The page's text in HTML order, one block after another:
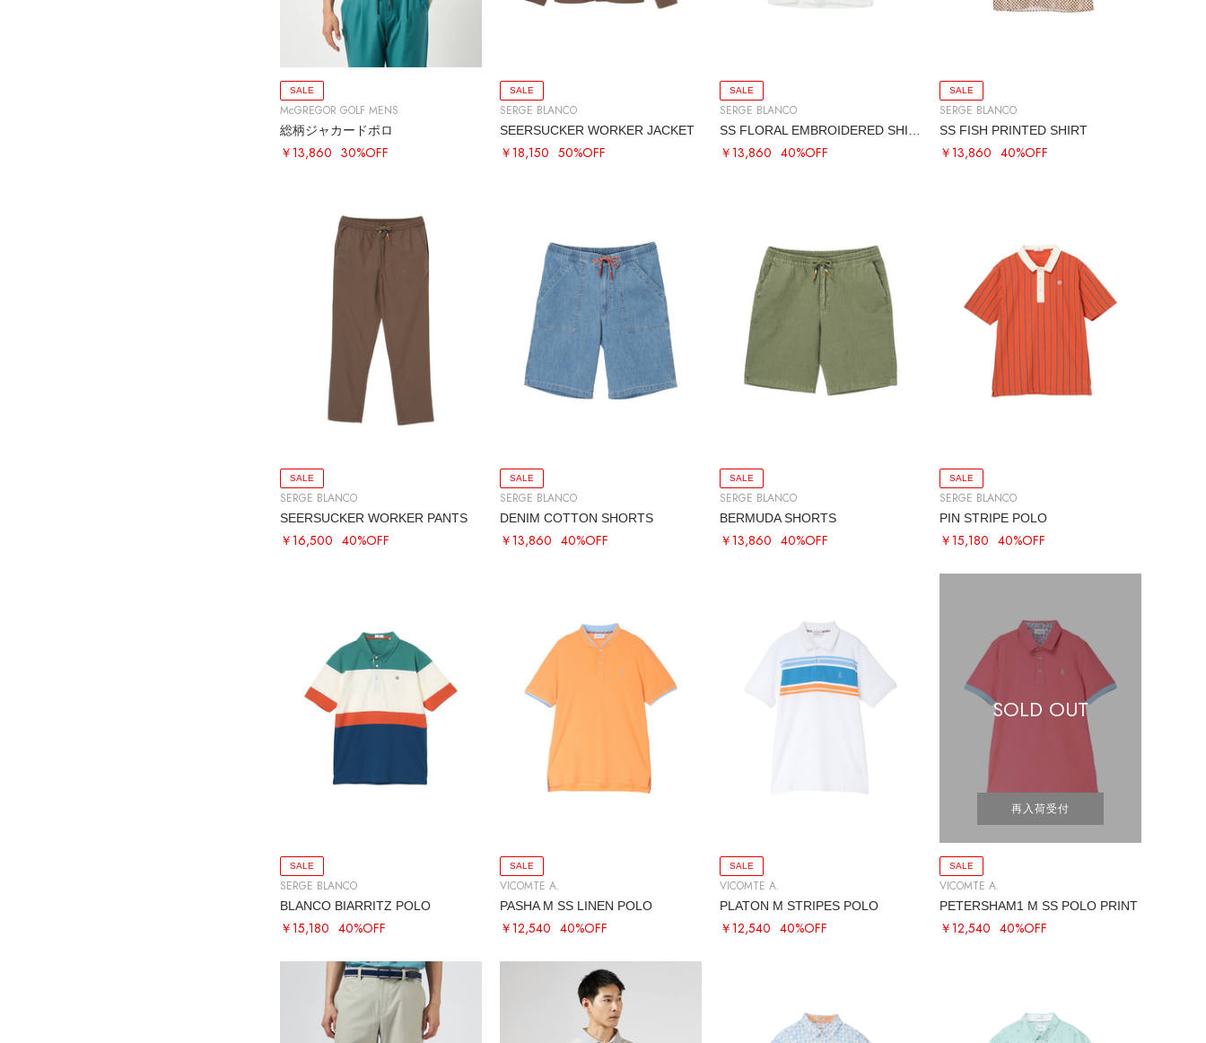
SALE
McGREGOR GOLF MENS
総柄ジャカードポロ
￥13,860 30%OFF
SALE
SERGE BLANCO
SEERSUCKER WORKER JACKET
￥18,150 50%OFF
SALE
SERGE BLANCO
￥13,860 40%OFF
SALE
SERGE BLANCO
SS FISH PRINTED SHIRT
￥13,860 40%OFF
SALE
SERGE BLANCO
SEERSUCKER WORKER PANTS
￥16,500 40%OFF
SALE
SERGE BLANCO
DENIM COTTON SHORTS
￥13,860 40%OFF
SALE
SERGE BLANCO
BERMUDA SHORTS
￥13,860 40%OFF
SALE
SERGE BLANCO
PIN STRIPE POLO
￥15,180 40%OFF
SALE
SERGE BLANCO
BLANCO BIARRITZ POLO
￥15,180 40%OFF
SALE
VICOMTE A.
PASHA M SS LINEN POLO
￥12,540 40%OFF
SALE
VICOMTE A.
PLATON M STRIPES POLO
￥12,540 40%OFF
SOLD OUT
再入荷受付
SALE
VICOMTE A.
PETERSHAM1 M SS POLO PRINT
￥12,540 40%OFF